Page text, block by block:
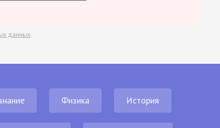
данных.
Физика История